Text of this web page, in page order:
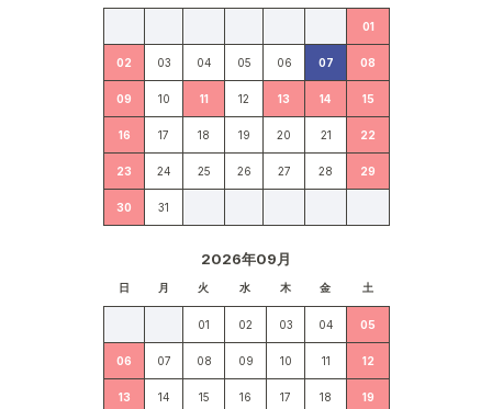
01
02 03 04 05 06 07 08
09 10 11 12 13 14 15
16 17 18 19 20 21 22
23 24 25 26 27 28 29
30 31
2026年09月
日 月 火 水 木 金 土
01 02 03 04 05
06 07 08 09 10 11 12
13 14 15 16 17 18 19